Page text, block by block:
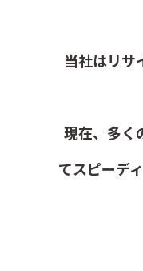
当社はリサ
現在、多く
てスピーデ